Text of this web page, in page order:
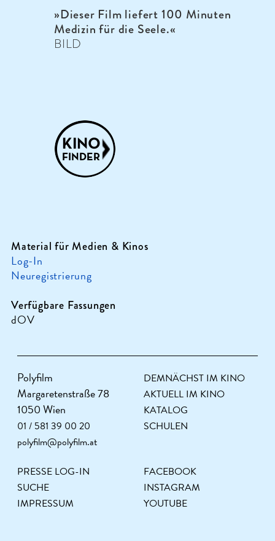
»Dieser Film liefert 100 Minuten
Medizin für die Seele.«
BILD
Material für Medien & Kinos
Log-In
Neuregistrierung
Verfügbare Fassungen
dOV
Polyfilm
Margaretenstraße 78
1050 Wien
01 / 581 39 00 20
polyfilm@polyfilm.at
DEMNÄCHST IM KINO
AKTUELL IM KINO
KATALOG
SCHULEN
PRESSE LOG-IN
SUCHE
IMPRESSUM
FACEBOOK
INSTAGRAM
YOUTUBE